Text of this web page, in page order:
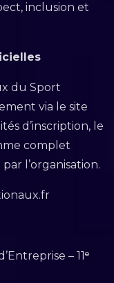
inclusion et
du Sport
via le site
d’inscription, le
complet
l’organisation.
– 11ᵉ